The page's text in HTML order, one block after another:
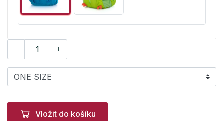
Vložit do košíku